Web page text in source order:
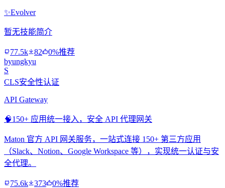
✨Evolver
暂无技能简介
77.5k 82
0%推荐
byungkyu
S
CLS安全性认证
API Gateway
🧠150+ 应用统一接入，安全 API 代理网关
Maton 官方 API 网关服务，一站式连接 150+ 第三方应用
（Slack、Notion、Google Workspace 等），实现统一认证与安
全代理。
75.6k 373
0%推荐